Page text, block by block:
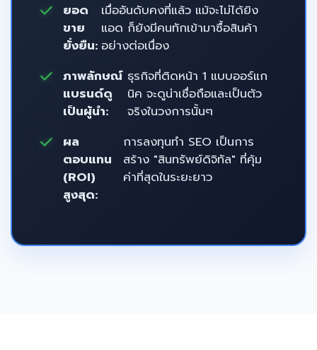
ยอด
ขาย
ยั่งยืน:
เมื่ออันดับคงที่แล้ว แม้จะไม่ได้ยิง
แอด ก็ยังมีคนทักเข้ามาซื้อสินค้า
อย่างต่อเนื่อง
ภาพลักษณ์
แบรนด์ดู
เป็นผู้นำ:
ธุรกิจที่ติดหน้า 1 แบบออร์แก
นิค จะดูน่าเชื่อถือและเป็นตัว
จริงในวงการนั้นๆ
ผล
ตอบแทน
(ROI)
สูงสุด:
การลงทุนทำ SEO เป็นการ
สร้าง "สินทรัพย์ดิจิทัล" ที่คุ้ม
ค่าที่สุดในระยะยาว